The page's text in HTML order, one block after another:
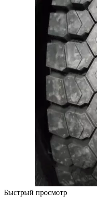
Быстрый просмотр